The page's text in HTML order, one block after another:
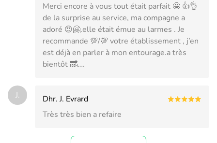
Merci encore à vous tout était parfait 🤩 👍👌
de la surprise au service, ma compagne a
adoré 😍🤗.elle était émue au larmes . Je
recommande 💯/💯 votre établissement , j’en
est déjà en parler à mon entourage.a très
bientôt 🔜….
J.
Dhr. J. Evrard
Très très bien a refaire